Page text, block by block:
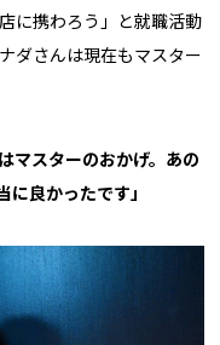
に携わろう」と就職活動
ダさんは現在もマスター
マスターのおかげ。あの
良かったです」